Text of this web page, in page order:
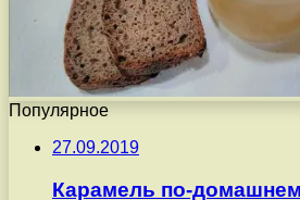
Популярное
27.09.2019
Карамель по-